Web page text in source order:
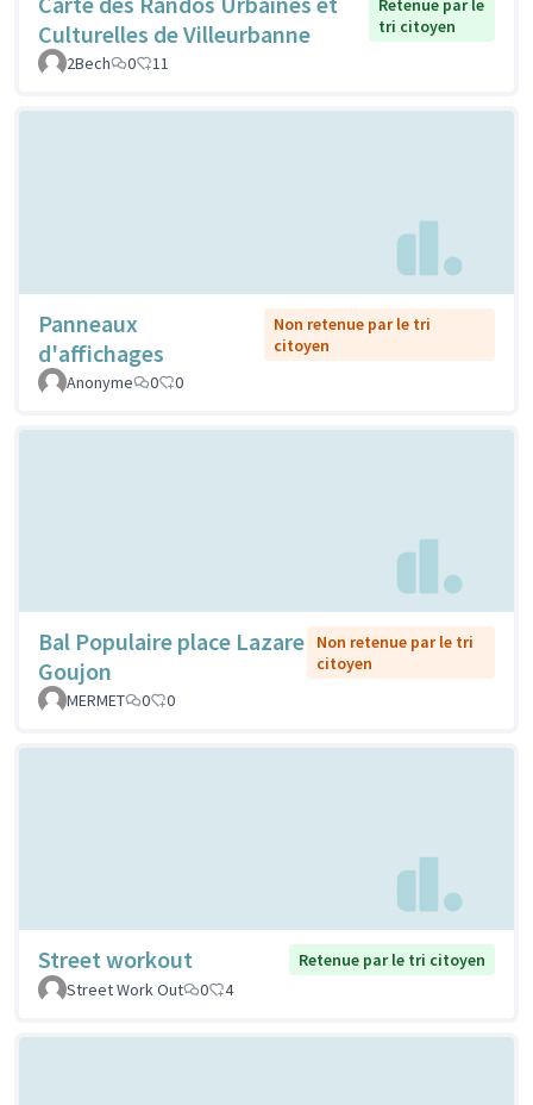
Culturelles de Villeurbanne
Retenue par le
tri citoyen
2Bech
0 11
Panneaux
d'affichages
Non retenue par le tri
citoyen
Anonyme
0 0
Bal Populaire place Lazare
Goujon
Non retenue par le tri
citoyen
MERMET
0 0
Street workout
Retenue par le tri citoyen
Street Work Out
0 4